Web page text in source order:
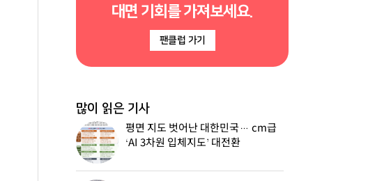
대면 기회를 가져보세요.
팬클럽 가기
많이 읽은 기사
평면 지도 벗어난 대한민국… cm급
‘AI 3차원 입체지도’ 대전환